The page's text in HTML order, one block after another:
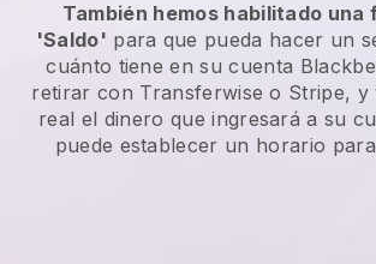
También hemos habilitado una
'Saldo' para que pueda hacer un
cuánto tiene en su cuenta
retirar con Transferwise o Stripe, y
real el dinero que ingresará a su
puede establecer un horario